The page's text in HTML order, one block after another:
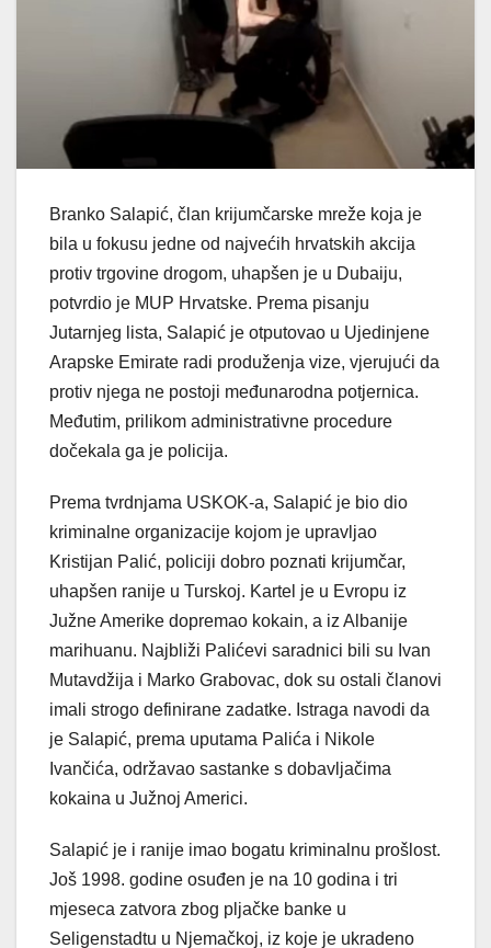
Branko Salapić, član krijumčarske mreže koja je
bila u fokusu jedne od najvećih hrvatskih akcija
protiv trgovine drogom, uhapšen je u Dubaiju,
potvrdio je MUP Hrvatske. Prema pisanju
Jutarnjeg lista, Salapić je otputovao u Ujedinjene
Arapske Emirate radi produženja vize, vjerujući da
protiv njega ne postoji međunarodna potjernica.
Međutim, prilikom administrativne procedure
dočekala ga je policija.
Prema tvrdnjama USKOK-a, Salapić je bio dio
kriminalne organizacije kojom je upravljao
Kristijan Palić, policiji dobro poznati krijumčar,
uhapšen ranije u Turskoj. Kartel je u Evropu iz
Južne Amerike dopremao kokain, a iz Albanije
marihuanu. Najbliži Palićevi saradnici bili su Ivan
Mutavdžija i Marko Grabovac, dok su ostali članovi
imali strogo definirane zadatke. Istraga navodi da
je Salapić, prema uputama Palića i Nikole
Ivančića, održavao sastanke s dobavljačima
kokaina u Južnoj Americi.
Salapić je i ranije imao bogatu kriminalnu prošlost.
Još 1998. godine osuđen je na 10 godina i tri
mjeseca zatvora zbog pljačke banke u
Seligenstadtu u Njemačkoj, iz koje je ukradeno